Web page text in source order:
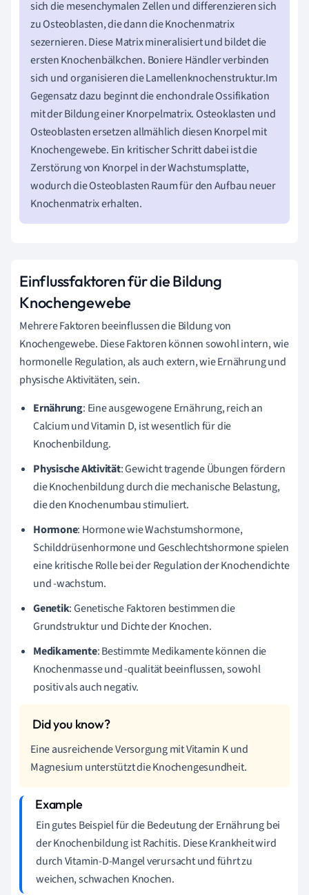
sich die mesenchymalen Zellen und differenzieren sich
zu Osteoblasten, die dann die Knochenmatrix
sezernieren. Diese Matrix mineralisiert und bildet die
ersten Knochenbälkchen. Boniere Händler verbinden
sich und organisieren die Lamellenknochenstruktur.Im
Gegensatz dazu beginnt die enchondrale Ossifikation
mit der Bildung einer Knorpelmatrix. Osteoklasten und
Osteoblasten ersetzen allmählich diesen Knorpel mit
Knochengewebe. Ein kritischer Schritt dabei ist die
Zerstörung von Knorpel in der Wachstumsplatte,
wodurch die Osteoblasten Raum für den Aufbau neuer
Knochenmatrix erhalten.
Einflussfaktoren für die Bildung
Knochengewebe
Mehrere Faktoren beeinflussen die Bildung von
Knochengewebe. Diese Faktoren können sowohl intern, wie
hormonelle Regulation, als auch extern, wie Ernährung und
physische Aktivitäten, sein.
Ernährung: Eine ausgewogene Ernährung, reich an
Calcium und Vitamin D, ist wesentlich für die
Knochenbildung.
Physische Aktivität: Gewicht tragende Übungen fördern
die Knochenbildung durch die mechanische Belastung,
die den Knochenumbau stimuliert.
Hormone: Hormone wie Wachstumshormone,
Schilddrüsenhormone und Geschlechtshormone spielen
eine kritische Rolle bei der Regulation der Knochendichte
und -wachstum.
Genetik: Genetische Faktoren bestimmen die
Grundstruktur und Dichte der Knochen.
Medikamente: Bestimmte Medikamente können die
Knochenmasse und -qualität beeinflussen, sowohl
positiv als auch negativ.
Eine ausreichende Versorgung mit Vitamin K und
Magnesium unterstützt die Knochengesundheit.
Ein gutes Beispiel für die Bedeutung der Ernährung bei
der Knochenbildung ist Rachitis. Diese Krankheit wird
durch Vitamin-D-Mangel verursacht und führt zu
weichen, schwachen Knochen.